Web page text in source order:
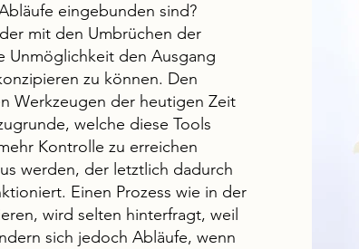
eingebunden sind?
mit den Umbrüchen der
Unmöglichkeit den Ausgang
zu können. Den
Werkzeugen der heutigen Zeit
welche diese Tools
Kontrolle zu erreichen
werden, der letztlich dadurch
Einen Prozess wie in der
wird selten hinterfragt, weil
sich jedoch Abläufe, wenn